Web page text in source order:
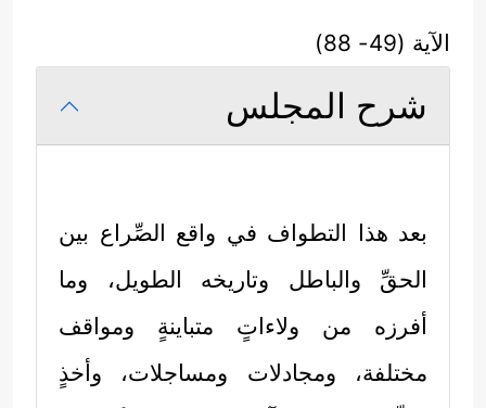
الآية (49- 88)
شرح المجلس
بعد هذا التطواف في واقع الصِّراع بين
الحقِّ والباطل وتاريخه الطويل، وما
أفرزه من ولاءاتٍ متباينةٍ ومواقف
مختلفة، ومجادلات ومساجلات، وأخذٍ